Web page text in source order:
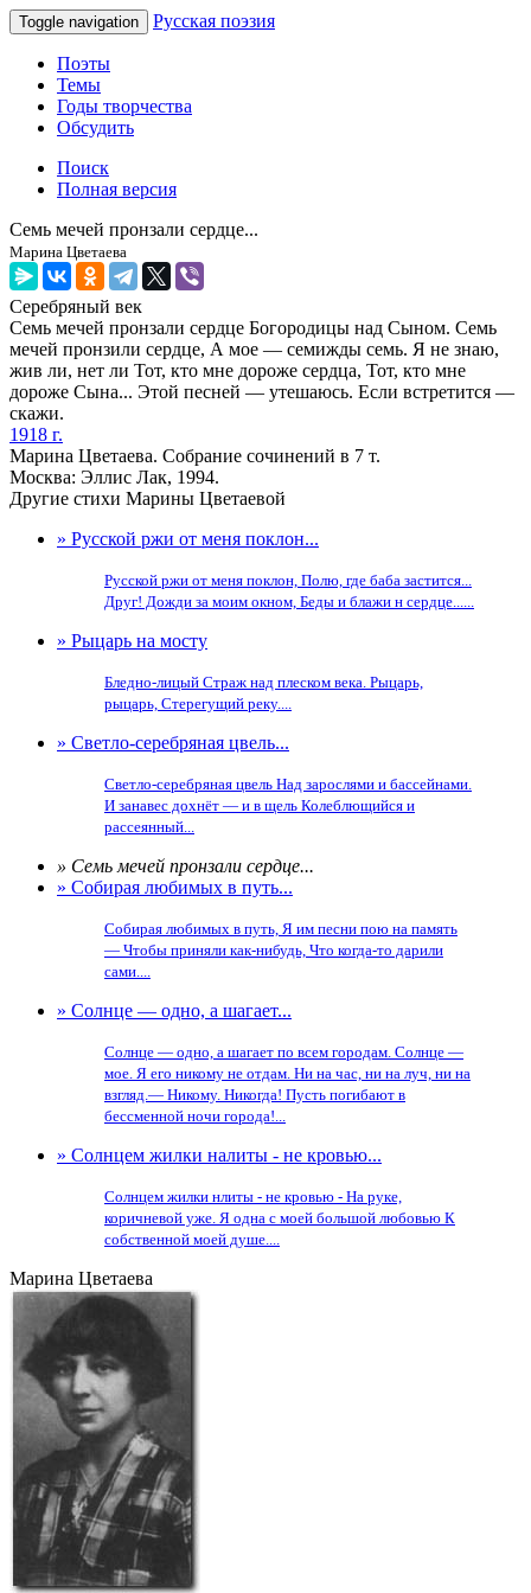
Toggle navigation Русская поэзия
Поэты
Темы
Годы творчества
Обсудить
Поиск
Полная версия
Семь мечей пронзали сердце...
Марина Цветаева
Серебряный век
Семь мечей пронзали сердце Богородицы над Сыном. Семь
мечей пронзили сердце, А мое — семижды семь. Я не знаю,
жив ли, нет ли Тот, кто мне дороже сердца, Тот, кто мне
дороже Сына... Этой песней — утешаюсь. Если встретится —
скажи.
1918 г.
Марина Цветаева. Собрание сочинений в 7 т.
Москва: Эллис Лак, 1994.
Другие стихи Марины Цветаевой
» Русской ржи от меня поклон...
Русской ржи от меня поклон, Полю, где баба застится...
Друг! Дожди за моим окном, Беды и блажи н сердце......
» Рыцарь на мосту
Бледно-лицый Страж над плеском века. Рыцарь,
рыцарь, Стерегущий реку....
» Светло-серебряная цвель...
Светло-серебряная цвель Над зарослями и бассейнами.
И занавес дохнёт — и в щель Колеблющийся и
рассеянный...
» Семь мечей пронзали сердце...
» Собирая любимых в путь...
Собирая любимых в путь, Я им песни пою на память
— Чтобы приняли как-нибудь, Что когда-то дарили
сами....
» Солнце — одно, а шагает...
Солнце — одно, а шагает по всем городам. Солнце —
мое. Я его никому не отдам. Ни на час, ни на луч, ни на
взгляд.— Никому. Никогда! Пусть погибают в
бессменной ночи города!...
» Солнцем жилки налиты - не кровью...
Солнцем жилки нлиты - не кровью - На руке,
коричневой уже. Я одна с моей большой любовью К
собственной моей душе....
Марина Цветаева